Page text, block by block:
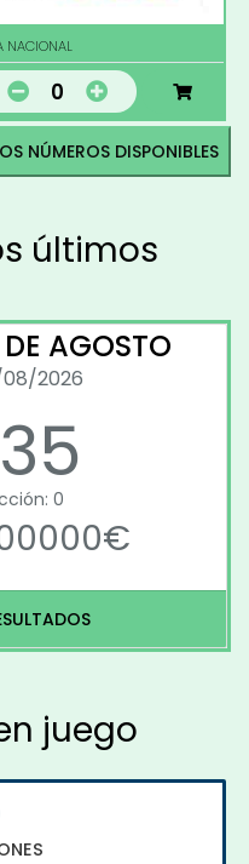
NACIONAL
0
VER TODOS LOS NÚMEROS DISPONIBLES
últimos
AGOSTO
2026
0
juego